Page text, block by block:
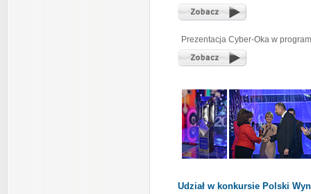
Prezentacja Cyber-Oka w
Udział w konkursie Polski